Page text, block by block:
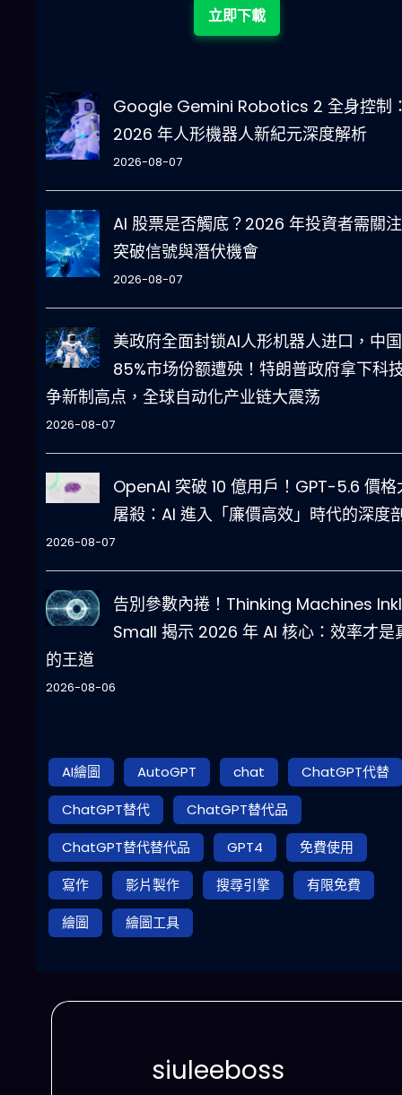
立即下載
Google Gemini Robotics 2 全身控制
2026 年人形機器人新紀元深度解析
2026-08-07
AI 股票是否觸底？2026 年投資者需關
突破信號與潛伏機會
2026-08-07
美政府全面封锁AI人形机器人进口，中国
85%市场份额遭殃！特朗普政府拿下科
争新制高点，全球自动化产业链大震荡
2026-08-07
OpenAI 突破 10 億用戶！GPT-5.6 價格
屠殺：AI 進入「廉價高效」時代的深度
2026-08-07
告別參數內捲！Thinking Machines
Small 揭示 2026 年 AI 核心：效率才是
的王道
2026-08-06
AI繪圖 AutoGPT chat
ChatGPT代替
ChatGPT替代
ChatGPT替代品
ChatGPT替代替代品
GPT4
免費使用
寫作
影片製作 搜尋引擎
有限免費
繪圖
繪圖工具
siuleeboss